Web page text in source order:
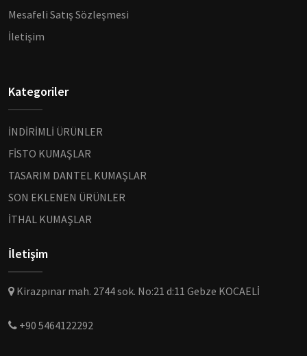
Mesafeli Satış Sözleşmesi
İletişim
Kategoriler
İNDİRİMLİ ÜRÜNLER
FİSTO KUMAŞLAR
TASARIM DANTEL KUMAŞLAR
SON EKLENEN ÜRÜNLER
İTHAL KUMAŞLAR
İletişim
Kirazpınar mah. 2744 sok. No:21 d:11 Gebze KOCAELİ
+90 5464122292